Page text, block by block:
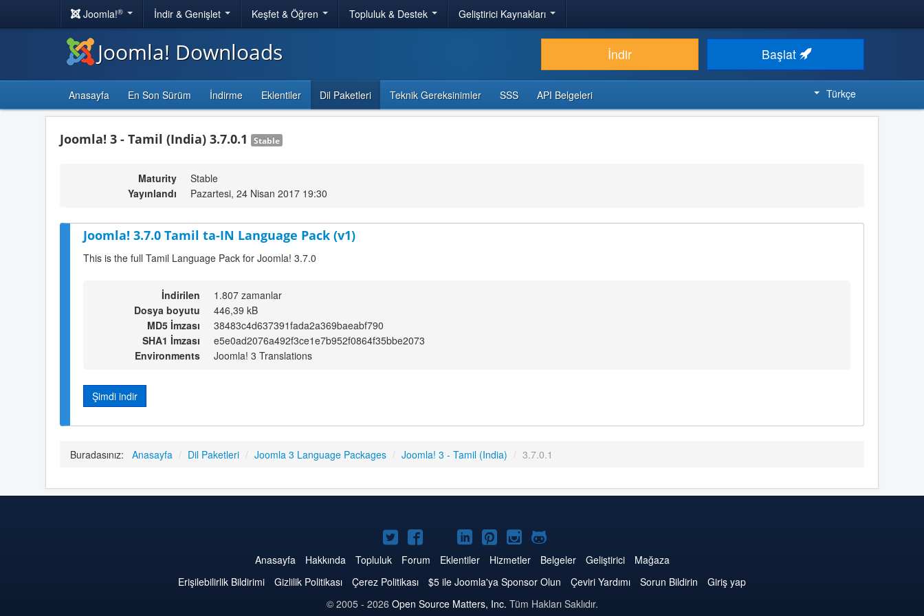
Joomla!® İndir & Genişlet Keşfet & Öğren Topluluk & Destek Geliştirici Kaynakları
Joomla! Downloads İndir Başlat
Anasayfa En Son Sürüm İndirme Eklentiler Dil Paketleri Teknik Gereksinimler SSS API Belgeleri Türkçe
Joomla! 3 - Tamil (India) 3.7.0.1 Stable
Maturity
Stable
Yayınlandı
Pazartesi, 24 Nisan 2017 19:30
Joomla! 3.7.0 Tamil ta-IN Language Pack (v1)
This is the full Tamil Language Pack for Joomla! 3.7.0
İndirilen
1.807 zamanlar
Dosya boyutu
446,39 kB
MD5 İmzası
38483c4d637391fada2a369baeabf790
SHA1 İmzası
e5e0ad2076a492f3ce1e7b952f0864f35bbe2073
Environments
Joomla! 3 Translations
Şimdi indir
Buradasınız: Anasayfa / Dil Paketleri / Joomla 3 Language Packages / Joomla! 3 - Tamil (India) / 3.7.0.1
Twitter'da
Joomla
Facebook'da
Joomla
YouTube'da
Joomla
LinkedIn'de
Joomla
Pinterest'de
Joomla
Instagram'da
Joomla
GitHub'da
Joomla
Anasayfa Hakkında Topluluk Forum Eklentiler Hizmetler Belgeler Geliştirici
Mağaza
Erişilebilirlik Bildirimi
Gizlilik Politikası Çerez Politikası $5 ile Joomla'ya Sponsor Olun Çeviri Yardımı Sorun Bildirin
Giriş yap
© 2005 - 2026 Open Source Matters, Inc. Tüm Hakları Saklıdır.